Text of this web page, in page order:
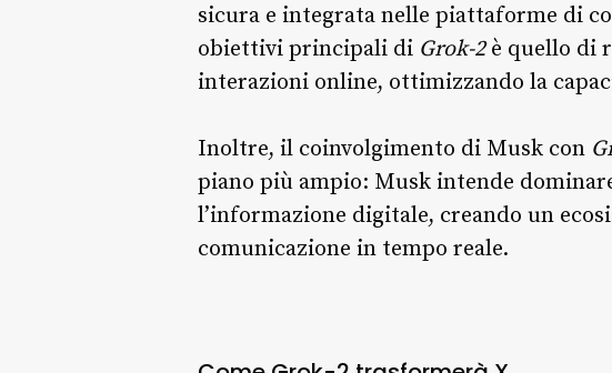
sicura e integrata nelle piattaforme di
obiettivi principali di Grok-2è quello di
interazioni online, ottimizzando la
Inoltre, il coinvolgimento di Musk con
piano più ampio: Musk intende
l’informazione digitale, creando un
comunicazione in tempo reale.